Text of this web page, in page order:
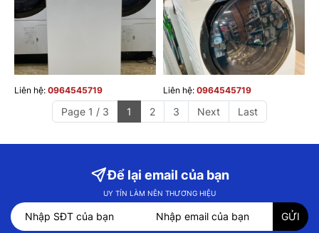
Liên hệ: 0964545719 Liên hệ: 0964545719
Page 1 / 3 1 2 3 Next Last
Để lại email của bạn
UY TÍN LÀM NÊN THƯƠNG HIỆU